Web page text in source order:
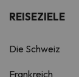
REISEZIELE
Die Schweiz
Frankreich